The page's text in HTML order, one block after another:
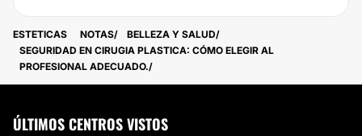
ESTETICAS NOTAS
BELLEZA Y SALUD
SEGURIDAD EN CIRUGIA PLASTICA: CÓMO ELEGIR AL
PROFESIONAL ADECUADO.
ÚLTIMOS CENTROS VISTOS